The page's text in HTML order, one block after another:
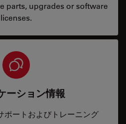
parts, upgrades or software
licenses.
ーション情報
ポートおよびトレーニング